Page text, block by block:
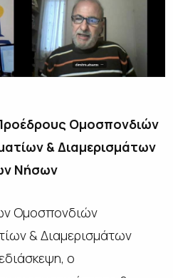
Ομοσπονδιών
& Διαμερισμάτων
Νήσων
Ομοσπονδιών
& Διαμερισμάτων
ο